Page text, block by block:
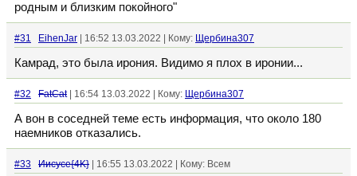
родным и близким покойного"
#31 EihenJar | 16:52 13.03.2022 | Кому: Щербина307
Камрад, это была ирония. Видимо я плох в иронии...
#32 FatCat| 16:54 13.03.2022 | Кому: Щербина307
А вон в соседней теме есть информация, что около 180
наемников отказались.
#33 Иисусе{4K} | 16:55 13.03.2022 | Кому: Всем